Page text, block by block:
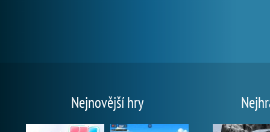
Nejnovější hry